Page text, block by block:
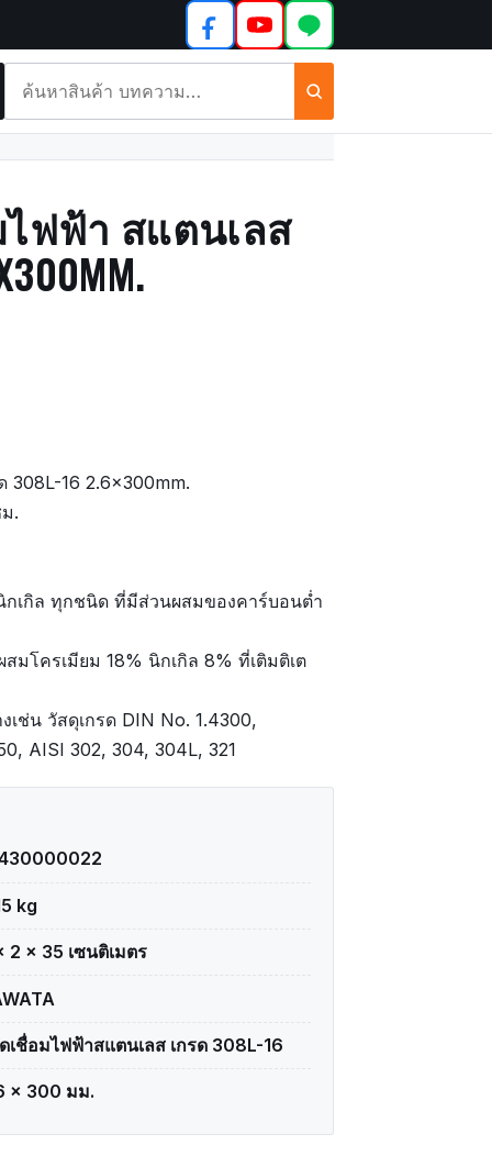
และ
บทความ
ไฟฟ้า สแตนเลส
308L-16 2.6x300mm.
.
กเกิล ทุกชนิด ที่มีส่วนผสมของคาร์บอนต่ำ
มโครเมียม 18% นิกเกิล 8% ที่เติมติเต
เช่น วัสดุเกรด DIN No. 1.4300,
AISI 302, 304, 304L, 321
kg
2 × 35 เซนติเมตร
เชื่อมไฟฟ้าสแตนเลส เกรด 308L-16
x 300 มม.